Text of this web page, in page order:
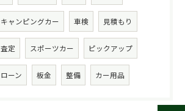
キャンピングカー 車検 見積もり
査定 スポーツカー ピックアップ
ローン 板金 整備 カー用品